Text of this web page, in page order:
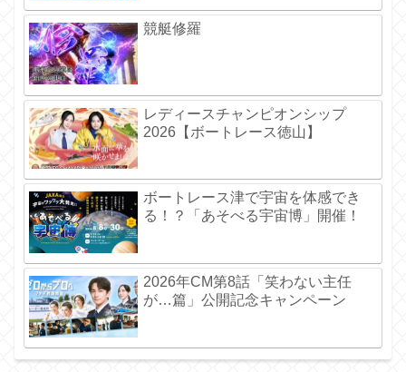
競艇修羅
レディースチャンピオンシップ
2026【ボートレース徳山】
ボートレース津で宇宙を体感でき
る！？「あそべる宇宙博」開催！
2026年CM第8話「笑わない主任
が…篇」公開記念キャンペーン